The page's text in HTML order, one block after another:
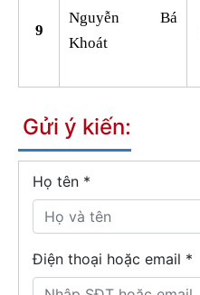
9
Nguyễn Bá
Khoát
Gửi ý kiến:
Họ tên *
Điện thoại hoặc email *